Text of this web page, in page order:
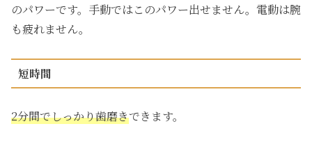
のパワーです。手動ではこのパワー出せません。電動は腕
も疲れません。
短時間
2分間でしっかり歯磨きできます。